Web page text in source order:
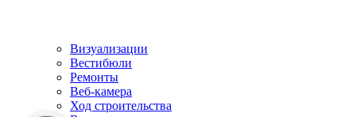
Визуализации
Вестибюли
Ремонты
Веб-камера
Ход строительства